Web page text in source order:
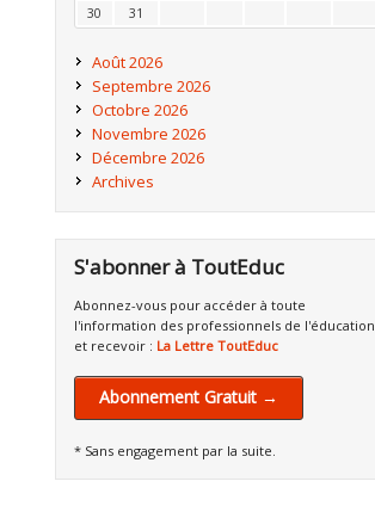
30
31
Août 2026
Septembre 2026
Octobre 2026
Novembre 2026
Décembre 2026
Archives
S'abonner à ToutEduc
Abonnez-vous pour accéder à toute
l'information des professionnels de l'éducation
et recevoir : La Lettre ToutEduc
Abonnement Gratuit →
* Sans engagement par la suite.